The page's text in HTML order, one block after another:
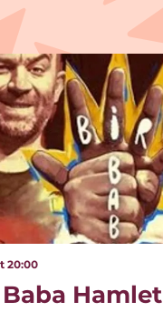
Hamlet
20:00